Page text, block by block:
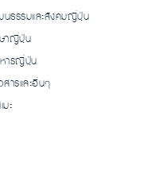
ธรรมและสังคมญี่ปุ่น
าญี่ปุ่น
ารญี่ปุ่น
สารและอื่นๆ
มะ